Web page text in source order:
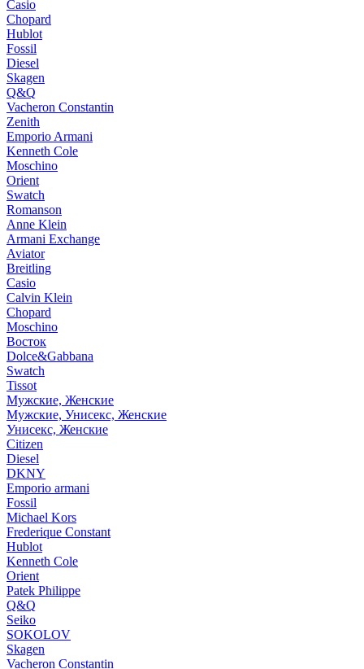
Casio
Chopard
Hublot
Fossil
Diesel
Skagen
Q&Q
Vacheron Constantin
Zenith
Emporio Armani
Kenneth Cole
Moschino
Orient
Swatch
Romanson
Anne Klein
Armani Exchange
Aviator
Breitling
Casio
Calvin Klein
Chopard
Moschino
Восток
Dolce&Gabbana
Swatch
Tissot
Мужские, Женские
Мужские, Унисекс, Женские
Унисекс, Женские
Citizen
Diesel
DKNY
Emporio armani
Fossil
Michael Kors
Frederique Constant
Hublot
Kenneth Cole
Orient
Patek Philippe
Q&Q
Seiko
SOKOLOV
Skagen
Vacheron Constantin